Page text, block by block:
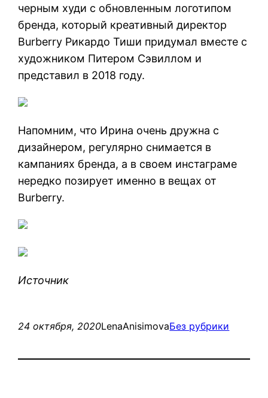
черным худи с обновленным логотипом
бренда, который креативный директор
Burberry Рикардо Тиши придумал вместе с
художником Питером Сэвиллом и
представил в 2018 году.
Напомним, что Ирина очень дружна с
дизайнером, регулярно снимается в
кампаниях бренда, а в своем инстаграме
нередко позирует именно в вещах от
Burberry.
Источник
24 октября, 2020LenaAnisimovaБез рубрики